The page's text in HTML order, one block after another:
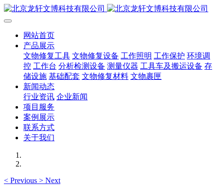
网站首页
产品展示
文物修复工具 文物修复设备 工作照明 工作保护 环境调
控 工作台 分析检测设备 测量仪器 工具车及搬运设备 存
储设施 基础配套 文物修复材料 文物裹匣
新闻动态
行业资讯 企业新闻
项目服务
案例展示
联系方式
关于我们
< Previous > Next